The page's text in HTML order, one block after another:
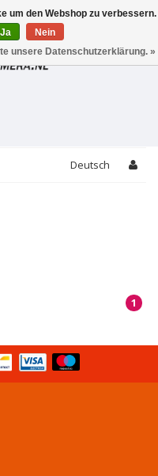
Deutsch
1
um den Webshop zu verbessern.
Ja
Nein
unsere Datenschutzerklärung. »